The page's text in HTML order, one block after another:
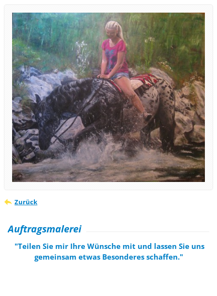
Zurück
Auftragsmalerei
"Teilen Sie mir Ihre Wünsche mit und lassen Sie uns
gemeinsam etwas Besonderes schaffen."